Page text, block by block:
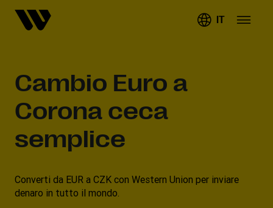
IT
Cambio Euro a
Corona ceca
semplice
Converti da EUR a CZK con Western Union per inviare
denaro in tutto il mondo.